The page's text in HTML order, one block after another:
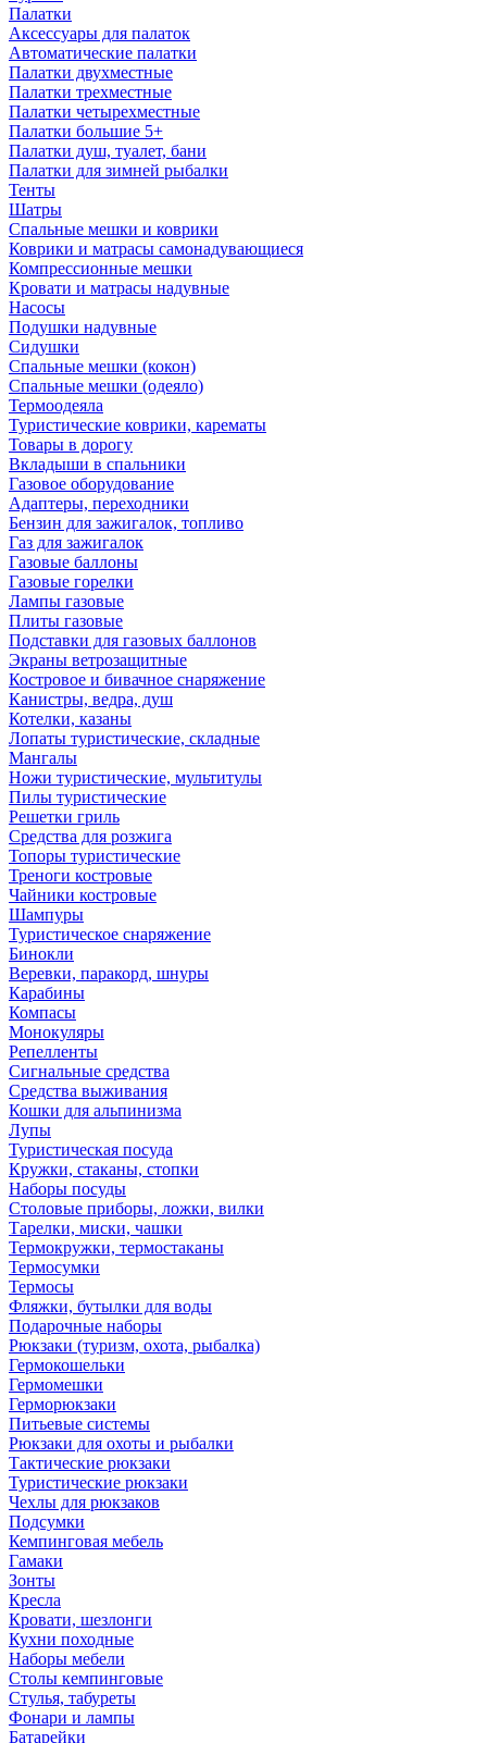
Палатки
Аксессуары для палаток
Автоматические палатки
Палатки двухместные
Палатки трехместные
Палатки четырехместные
Палатки большие 5+
Палатки душ, туалет, бани
Палатки для зимней рыбалки
Тенты
Шатры
Спальные мешки и коврики
Коврики и матрасы самонадувающиеся
Компрессионные мешки
Кровати и матрасы надувные
Насосы
Подушки надувные
Сидушки
Спальные мешки (кокон)
Спальные мешки (одеяло)
Термоодеяла
Туристические коврики, карематы
Товары в дорогу
Вкладыши в спальники
Газовое оборудование
Адаптеры, переходники
Бензин для зажигалок, топливо
Газ для зажигалок
Газовые баллоны
Газовые горелки
Лампы газовые
Плиты газовые
Подставки для газовых баллонов
Экраны ветрозащитные
Костровое и бивачное снаряжение
Канистры, ведра, душ
Котелки, казаны
Лопаты туристические, складные
Мангалы
Ножи туристические, мультитулы
Пилы туристические
Решетки гриль
Средства для розжига
Топоры туристические
Треноги костровые
Чайники костровые
Шампуры
Туристическое снаряжение
Бинокли
Веревки, паракорд, шнуры
Карабины
Компасы
Монокуляры
Репелленты
Сигнальные средства
Средства выживания
Кошки для альпинизма
Лупы
Туристическая посуда
Кружки, стаканы, стопки
Наборы посуды
Столовые приборы, ложки, вилки
Тарелки, миски, чашки
Термокружки, термостаканы
Термосумки
Термосы
Фляжки, бутылки для воды
Подарочные наборы
Рюкзаки (туризм, охота, рыбалка)
Гермокошельки
Гермомешки
Герморюкзаки
Питьевые системы
Рюкзаки для охоты и рыбалки
Тактические рюкзаки
Туристические рюкзаки
Чехлы для рюкзаков
Подсумки
Кемпинговая мебель
Гамаки
Зонты
Кресла
Кровати, шезлонги
Кухни походные
Наборы мебели
Столы кемпинговые
Стулья, табуреты
Фонари и лампы
Батарейки